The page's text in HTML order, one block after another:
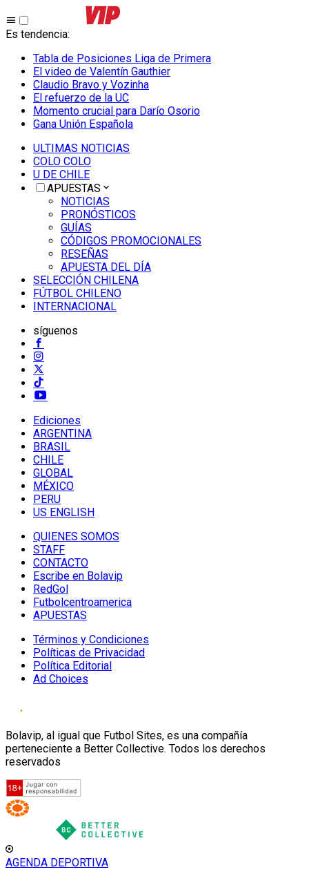
Es tendencia:
Tabla de Posiciones Liga de Primera
El video de Valentín Gauthier
Claudio Bravo y Vozinha
El refuerzo de la UC
Momento crucial para Darío Osorio
Gana Unión Española
ULTIMAS NOTICIAS
COLO COLO
U DE CHILE
APUESTAS
NOTICIAS
PRONÓSTICOS
GUÍAS
CÓDIGOS PROMOCIONALES
RESEÑAS
APUESTA DEL DÍA
SELECCIÓN CHILENA
FÚTBOL CHILENO
INTERNACIONAL
síguenos
Ediciones
ARGENTINA
BRASIL
CHILE
GLOBAL
MÉXICO
PERU
US ENGLISH
QUIENES SOMOS
STAFF
CONTACTO
Escribe en Bolavip
RedGol
Futbolcentroamerica
APUESTAS
Términos y Condiciones
Políticas de Privacidad
Política Editorial
Ad Choices
Bolavip, al igual que Futbol Sites, es una compañía
perteneciente a Better Collective. Todos los derechos
reservados
AGENDA DEPORTIVA